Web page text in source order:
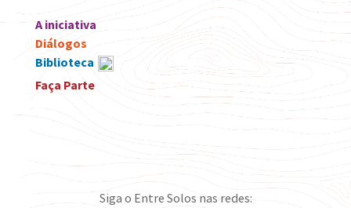
A iniciativa
Diálogos
Biblioteca
Faça Parte
Siga o Entre Solos nas redes: